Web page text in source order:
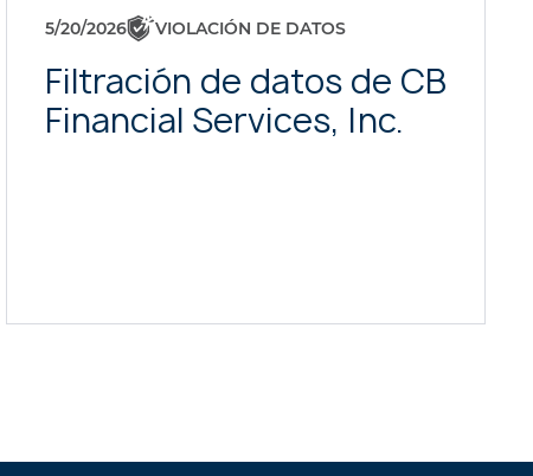
5/20/2026 VIOLACIÓN DE DATOS
Filtración de datos de CB
Financial Services, Inc.